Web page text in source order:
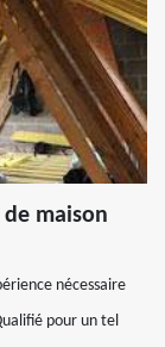
maison
nécessaire
pour un tel